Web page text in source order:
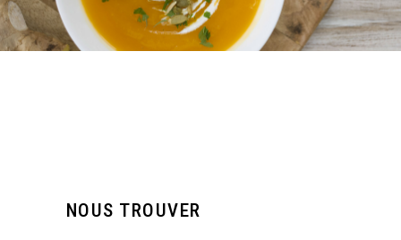
NOUS TROUVER